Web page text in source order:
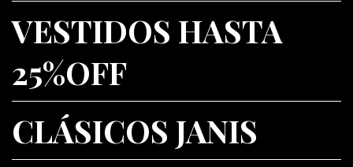
VESTIDOS HASTA
25%OFF
CLÁSICOS JANIS